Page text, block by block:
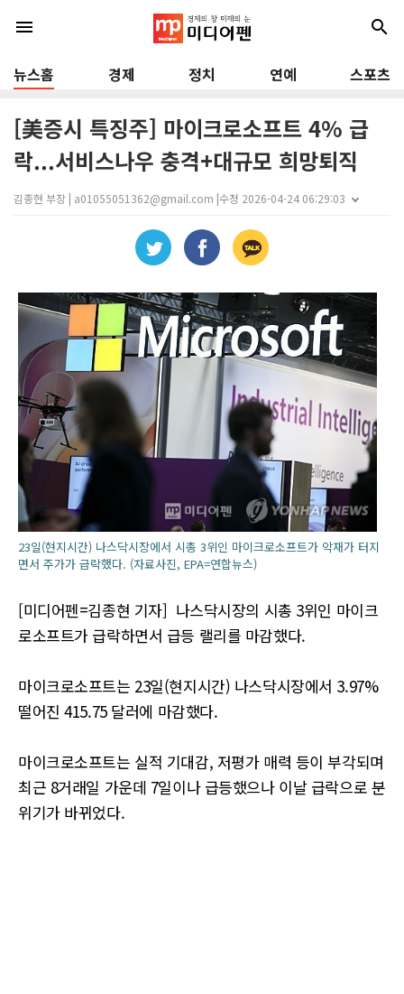
menu search
뉴스홈 경제 정치 연예 스포츠
[美증시 특징주] 마이크로소프트 4% 급
락...서비스나우 충격+대규모 희망퇴직
김종현 부장 | a01055051362@gmail.com |수정 2026-04-24 06:29:03
23일(현지시간) 나스닥시장에서 시총 3위인 마이크로소프트가 악재가 터지
면서 주가가 급락했다. (자료사진, EPA=연합뉴스)
[미디어펜=김종현 기자] 나스닥시장의 시총 3위인 마이크
로소프트가 급락하면서 급등 랠리를 마감했다.
마이크로소프트는 23일(현지시간) 나스닥시장에서 3.97%
떨어진 415.75 달러에 마감했다.
마이크로소프트는 실적 기대감, 저평가 매력 등이 부각되며
최근 8거래일 가운데 7일이나 급등했으나 이날 급락으로 분
위기가 바뀌었다.